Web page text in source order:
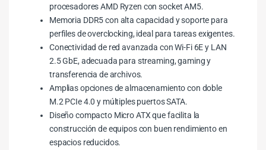
procesadores AMD Ryzen con socket AM5.
Memoria DDR5 con alta capacidad y soporte para
perfiles de overclocking, ideal para tareas exigentes.
Conectividad de red avanzada con Wi-Fi 6E y LAN
2.5 GbE, adecuada para streaming, gaming y
transferencia de archivos.
Amplias opciones de almacenamiento con doble
M.2 PCIe 4.0 y múltiples puertos SATA.
Diseño compacto Micro ATX que facilita la
construcción de equipos con buen rendimiento en
espacios reducidos.